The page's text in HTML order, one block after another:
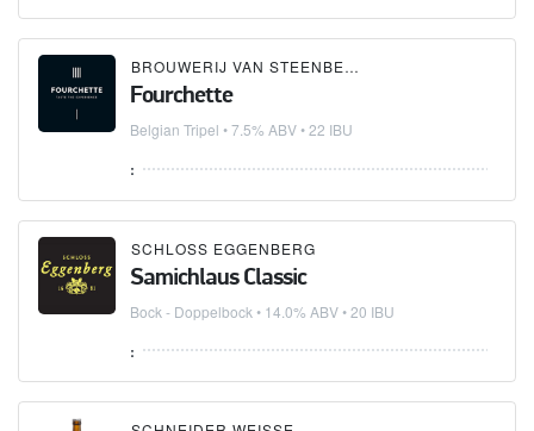
BROUWERIJ VAN STEENBERGE
Fourchette
Belgian Tripel • 7.5% ABV • 22 IBU
:
SCHLOSS EGGENBERG
Samichlaus Classic
Bock - Doppelbock • 14.0% ABV • 20 IBU
: